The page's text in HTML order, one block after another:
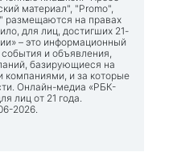
материал", "Promo",
размещаются на правах
для лиц, достигших 21-
– это информационный
и объявления,
базирующиеся на
и за которые
Онлайн-медиа «РБК-
лиц от 21 года.
2026.